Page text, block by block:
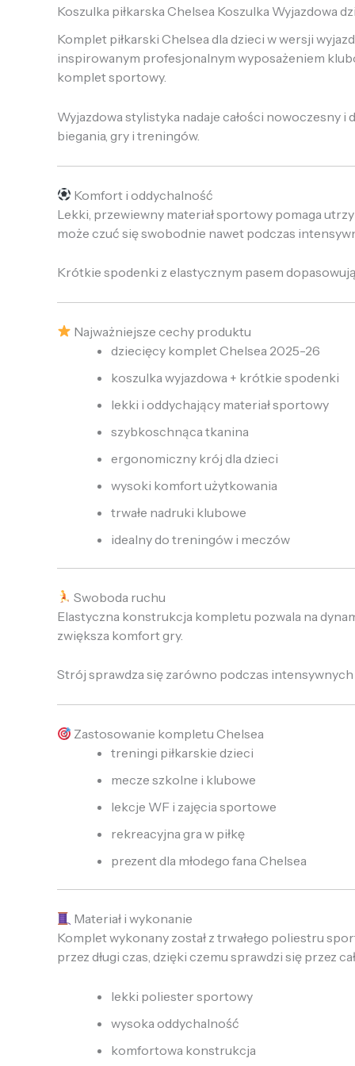
Koszulka piłkarska Chelsea Koszulka Wyjazdowa
Komplet piłkarski Chelsea dla dzieci w wersji
inspirowanym profesjonalnym wyposażeniem
komplet sportowy.
Wyjazdowa stylistyka nadaje całości nowoczesny
biegania, gry i treningów.
Komfort i oddychalność
Lekki, przewiewny materiał sportowy pomaga
może czuć się swobodnie nawet podczas
Krótkie spodenki z elastycznym pasem
Najważniejsze cechy produktu
dziecięcy komplet Chelsea 2025-26
koszulka wyjazdowa + krótkie spodenki
lekki i oddychający materiał sportowy
szybkoschnąca tkanina
ergonomiczny krój dla dzieci
wysoki komfort użytkowania
trwałe nadruki klubowe
idealny do treningów i meczów
Swoboda ruchu
Elastyczna konstrukcja kompletu pozwala na
zwiększa komfort gry.
Strój sprawdza się zarówno podczas
Zastosowanie kompletu Chelsea
treningi piłkarskie dzieci
mecze szkolne i klubowe
lekcje WF i zajęcia sportowe
rekreacyjna gra w piłkę
prezent dla młodego fana Chelsea
Materiał i wykonanie
Komplet wykonany został z trwałego poliestru
przez długi czas, dzięki czemu sprawdzi się przez
lekki poliester sportowy
wysoka oddychalność
komfortowa konstrukcja